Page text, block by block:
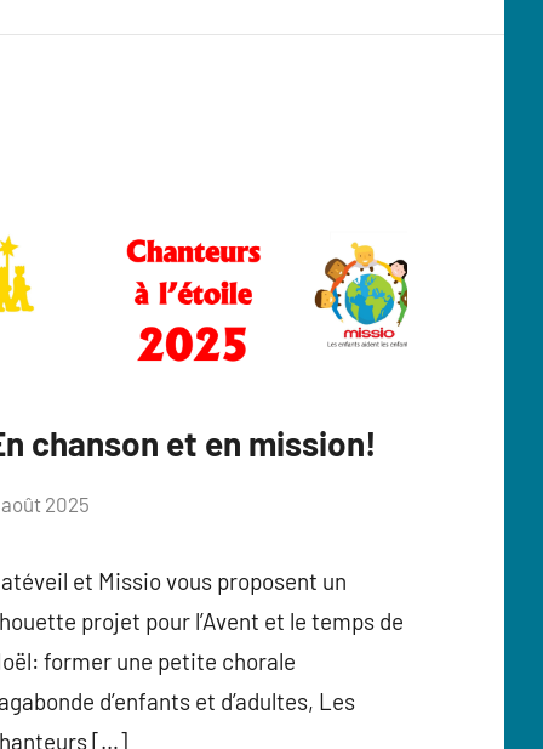
chanson et en mission!
2025
et Missio vous proposent un
projet pour l’Avent et le temps de
former une petite chorale
d’enfants et d’adultes, Les
[…]